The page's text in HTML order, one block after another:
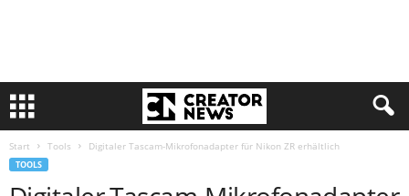
Start Tools Digitaler Tascam-Mikrofonadapter für Nikon ZR erhältlich
TOOLS